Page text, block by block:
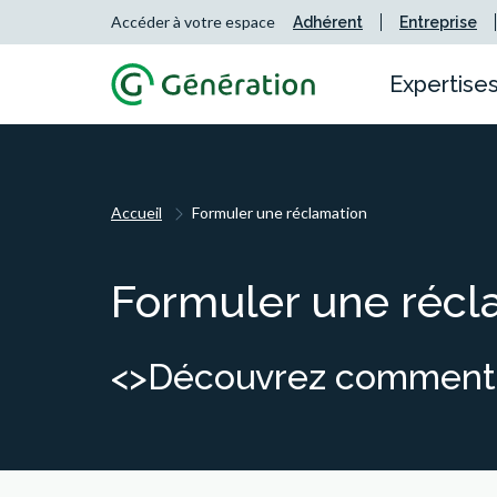
Accéder à votre espace Adhérent Entreprise
Expertises
Le
Accueil Formuler une réclamation
Formuler une
<>Découvrez